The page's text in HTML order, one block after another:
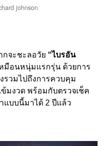
johnson
กจะชะลอวัย “ไบรอัน
มือนหนุ่มแรกรุ่น ด้วยการ
รวมไปถึงการควบคุม
มงวด พร้อมกับตรวจเช็ค
แบบนี้มาได้ 2 ปีแล้ว